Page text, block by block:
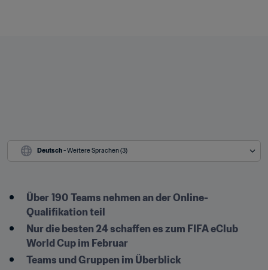
Deutsch - Weitere Sprachen (3)
Über 190 Teams nehmen an der Online-
Qualifikation teil
Nur die besten 24 schaffen es zum FIFA eClub
World Cup im Februar
Teams und Gruppen im Überblick